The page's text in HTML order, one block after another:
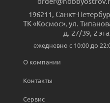
196211 Санкт-
ТК «Космос», ул.
д. 27/39, 2
ежедневно c 10:00 до
О компании
Контакты
Сервис